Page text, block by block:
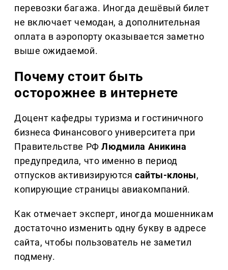
перевозки багажа. Иногда дешёвый билет
не включает чемодан, а дополнительная
оплата в аэропорту оказывается заметно
выше ожидаемой.
Почему стоит быть
осторожнее в интернете
Доцент кафедры туризма и гостиничного
бизнеса Финансового университета при
Правительстве РФЛюдмила Аникина
предупредила, что именно в период
отпусков активизируются сайты-клоны,
копирующие страницы авиакомпаний.
Как отмечает эксперт, иногда мошенникам
достаточно изменить одну букву в адресе
сайта, чтобы пользователь не заметил
подмену.